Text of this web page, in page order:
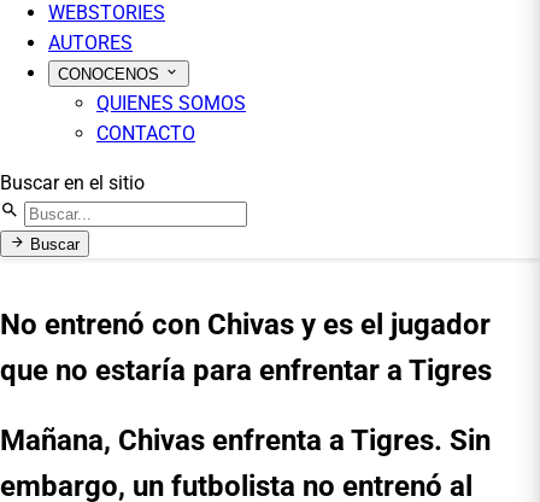
WEBSTORIES
AUTORES
CONOCENOS
QUIENES SOMOS
CONTACTO
Buscar en el sitio
Buscar
No entrenó con Chivas y es el jugador
que no estaría para enfrentar a Tigres
Mañana, Chivas enfrenta a Tigres. Sin
embargo, un futbolista no entrenó al